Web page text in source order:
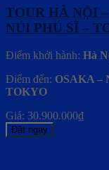
TOUR HÀ NỘI
NÚI PHÚ SĨ –
Điểm khởi hành: Hà
Điểm đến: OSAKA –
TOKYO
Giá: 30.900.000₫
Đặt ngay